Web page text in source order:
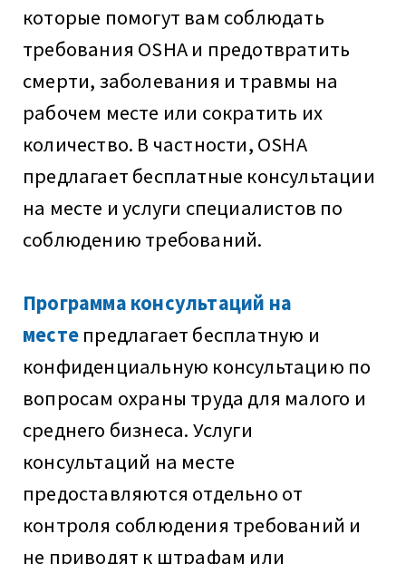
которые помогут вам соблюдать
требования OSHA и предотвратить
смерти, заболевания и травмы на
рабочем месте или сократить их
количество. В частности, OSHA
предлагает бесплатные консультации
на месте и услуги специалистов по
соблюдению требований.
Программа консультаций на
месте предлагает бесплатную и
конфиденциальную консультацию по
вопросам охраны труда для малого и
среднего бизнеса. Услуги
консультаций на месте
предоставляются отдельно от
контроля соблюдения требований и
не приводят к штрафам или